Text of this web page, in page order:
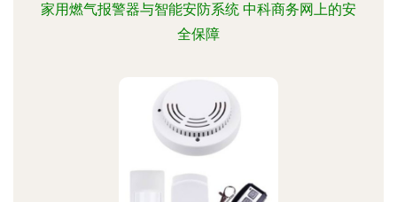
家用燃气报警器与智能安防系统 中科商务网上的安
全保障